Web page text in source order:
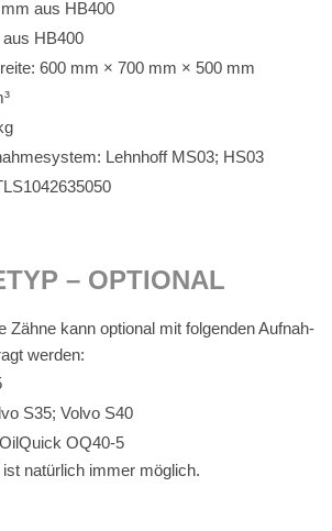
aus HB400
HB400
600 mm × 700 mm × 500 mm
Lehn­hoff MS03; HS03
– OP­TIO­NAL
Zäh­ne kann op­tio­nal mit fol­gen­den Auf­nah­
wer­den:
S35; Vol­vo S40
OQ40‑5
na­tür­lich im­mer mög­lich.